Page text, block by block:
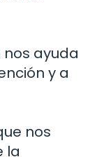
ayuda
y a
nos
la